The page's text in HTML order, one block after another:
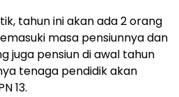
tahun ini akan ada 2 orang
masa pensiunnya dan
juga pensiun di awal tahun
tenaga pendidik akan
13.